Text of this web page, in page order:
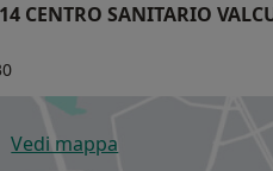
CENTRO SANITARIO
Vedi mappasi apre in una nuova